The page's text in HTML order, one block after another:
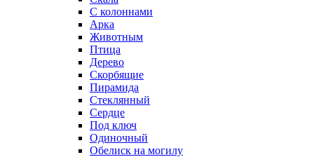
С колоннами
Арка
Животным
Птица
Дерево
Скорбящие
Пирамида
Стеклянный
Сердце
Под ключ
Одиночный
Обелиск на могилу